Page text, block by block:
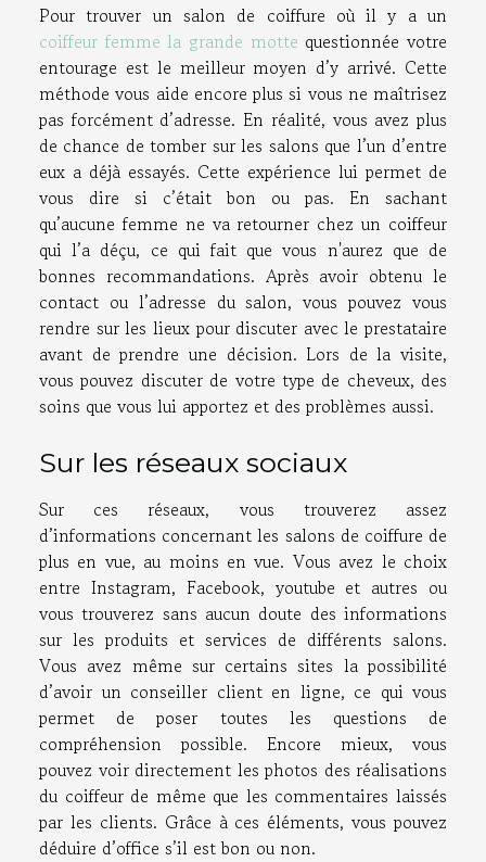
Pour trouver un salon de coiffure où il y a un
coiffeur femme la grande motte questionnée votre
entourage est le meilleur moyen d’y arrivé. Cette
méthode vous aide encore plus si vous ne maîtrisez
pas forcément d’adresse. En réalité, vous avez plus
de chance de tomber sur les salons que l’un d’entre
eux a déjà essayés. Cette expérience lui permet de
vous dire si c’était bon ou pas. En sachant
qu’aucune femme ne va retourner chez un coiffeur
qui l’a déçu, ce qui fait que vous n'aurez que de
bonnes recommandations. Après avoir obtenu le
contact ou l’adresse du salon, vous pouvez vous
rendre sur les lieux pour discuter avec le prestataire
avant de prendre une décision. Lors de la visite,
vous pouvez discuter de votre type de cheveux, des
soins que vous lui apportez et des problèmes aussi.
Sur les réseaux sociaux
Sur ces réseaux, vous trouverez assez
d’informations concernant les salons de coiffure de
plus en vue, au moins en vue. Vous avez le choix
entre Instagram, Facebook, youtube et autres ou
vous trouverez sans aucun doute des informations
sur les produits et services de différents salons.
Vous avez même sur certains sites la possibilité
d’avoir un conseiller client en ligne, ce qui vous
permet de poser toutes les questions de
compréhension possible. Encore mieux, vous
pouvez voir directement les photos des réalisations
du coiffeur de même que les commentaires laissés
par les clients. Grâce à ces éléments, vous pouvez
déduire d’office s’il est bon ou non.